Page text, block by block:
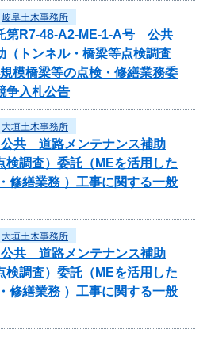
岐阜土木事務所
第R7-48-A2-ME-1-A号 公共
（トンネル・橋梁等点検調査
模橋梁等の点検・修繕業務委
争入札公告
大垣土木事務所
共 道路メンテナンス補助
検調査）委託（MEを活用した
修繕業務 ）工事に関する一般
大垣土木事務所
共 道路メンテナンス補助
検調査）委託（MEを活用した
修繕業務 ）工事に関する一般